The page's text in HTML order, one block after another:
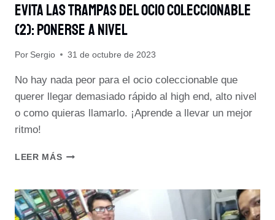
Evita Las Trampas Del Ocio Coleccionable
(2): Ponerse A Nivel
Por Sergio 31 de octubre de 2023
No hay nada peor para el ocio coleccionable que
querer llegar demasiado rápido al high end, alto nivel
o como quieras llamarlo. ¡Aprende a llevar un mejor
ritmo!
LEER MÁSEVITA
DEL
OCIO